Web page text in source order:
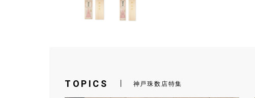
TOPICS 神戸珠数店特集